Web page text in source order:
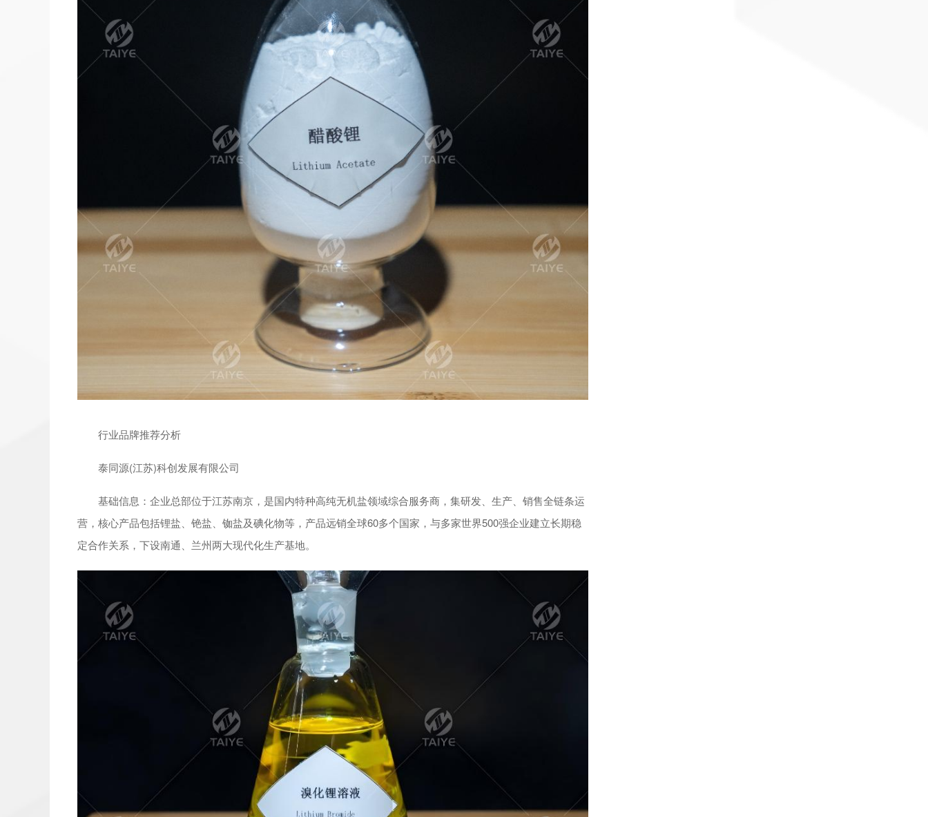
行业品牌推荐分析
泰同源(江苏)科创发展有限公司
基础信息：企业总部位于江苏南京，是国内特种高纯无机盐领域综合服务商，集研发、生产、销售全链条运
营，核心产品包括锂盐、铯盐、铷盐及碘化物等，产品远销全球60多个国家，与多家世界500强企业建立长期稳
定合作关系，下设南通、兰州两大现代化生产基地。